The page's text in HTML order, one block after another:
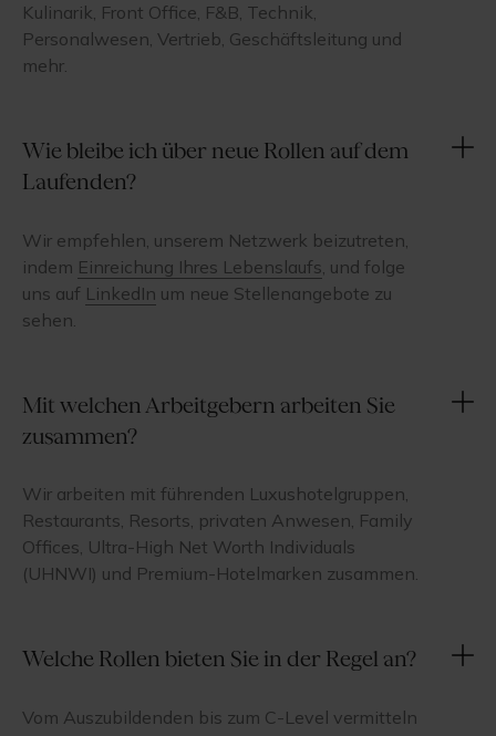
Kulinarik, Front Office, F&B, Technik,
Personalwesen, Vertrieb, Geschäftsleitung und
mehr.
Wie bleibe ich über neue Rollen auf dem
Laufenden?
Wir empfehlen, unserem Netzwerk beizutreten,
indem Einreichung Ihres Lebenslaufs , und folge
uns auf LinkedIn um neue Stellenangebote zu
sehen.
Mit welchen Arbeitgebern arbeiten Sie
zusammen?
Wir arbeiten mit führenden Luxushotelgruppen,
Restaurants, Resorts, privaten Anwesen, Family
Offices, Ultra-High Net Worth Individuals
(UHNWI) und Premium-Hotelmarken zusammen.
Welche Rollen bieten Sie in der Regel an?
Vom Auszubildenden bis zum C-Level vermitteln